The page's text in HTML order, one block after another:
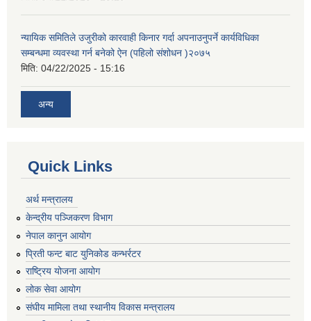
न्यायिक समितिले उजुरीको कारवाही किनार गर्दा अपनाउनुपर्ने कार्यविधिका
सम्बन्धमा व्यवस्था गर्न बनेको ऐन (पहिलो संशोधन )२०७५
मिति: 04/22/2025 - 15:16
अन्य
Quick Links
अर्थ मन्त्रालय
केन्द्रीय पञ्जिकरण विभाग
नेपाल कानुन आयोग
प्रिती फन्ट बाट युनिकोड कन्भर्रटर
राष्ट्रिय योजना आयोग
लोक सेवा आयोग
संघीय मामिला तथा स्थानीय विकास मन्त्रालय